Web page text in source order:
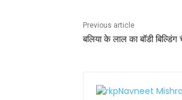
k
Previous article
बलिया के लाल का बॉडी